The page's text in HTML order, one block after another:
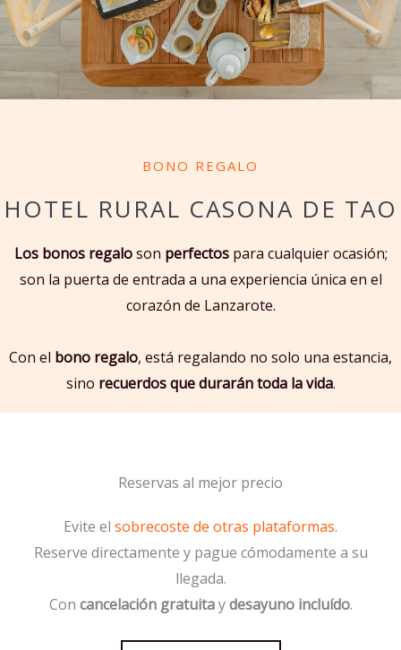
BONO REGALO
HOTEL RURAL CASONA DE TAO
Los bonos regaloson perfectospara cualquier ocasión;
son la puerta de entrada a una experiencia única en el
corazón de Lanzarote.
Con el bono regalo, está regalando no solo una estancia,
sino recuerdos que durarán toda la vida.
Reservas al mejor precio
Evite el sobrecoste de otras plataformas.
Reserve directamente y pague cómodamente a su
llegada.
Con cancelación gratuitaydesayuno incluído.